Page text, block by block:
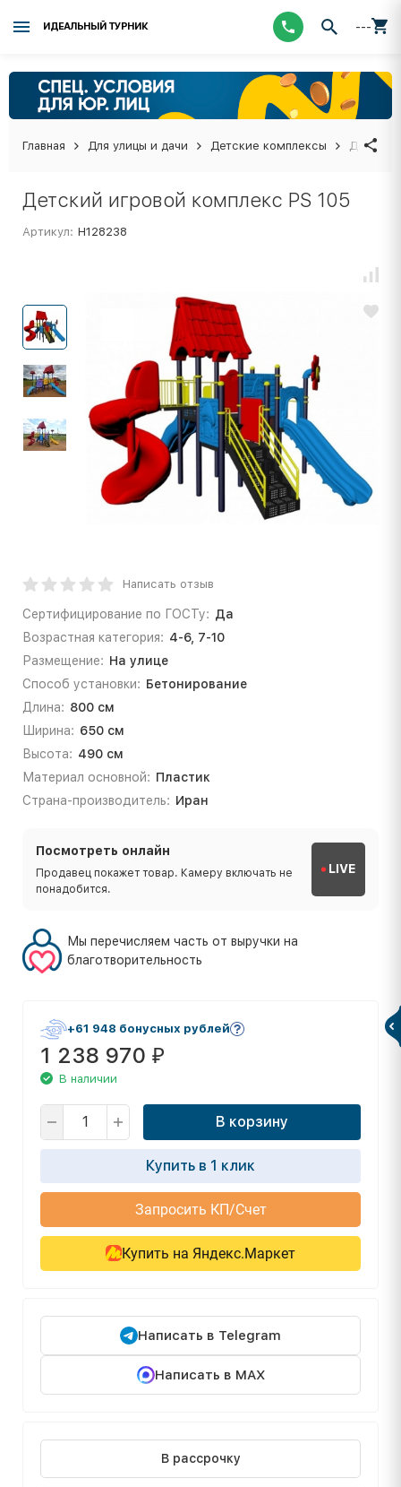
ИДЕАЛЬНЫЙ ТУРНИК ---
Главная Для улицы и дачи Детские комплексы
Детский игровой комплекс PS 105
Артикул: Н128238
Написать отзыв
Сертифицирование по ГОСТу: Да
Возрастная категория: 4-6, 7-10
Размещение: На улице
Способ установки: Бетонирование
Длина: 800 см
Ширина: 650 см
Высота: 490 см
Материал основной: Пластик
Страна-производитель: Иран
Посмотреть онлайн
Продавец покажет товар. Камеру включать не
понадобится.
LIVE
Мы перечисляем часть от выручки на
благотворительность
+61 948 бонусных рублей
1 238 970 ₽
В наличии
В корзину
Купить в 1 клик
Запросить КП/Счет
Купить на Яндекс.Маркет
Написать в Telegram
Написать в MAX
В рассрочку